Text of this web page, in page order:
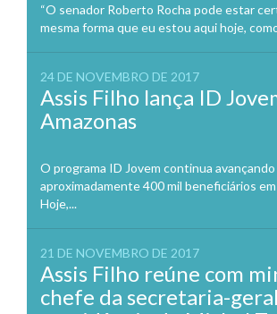
“O senador Roberto Rocha pode estar
mesma forma que eu estou aqui hoje,
24 DE NOVEMBRO DE 2017
Assis Filho lança ID
Amazonas
O programa ID Jovem continua
aproximadamente 400 mil beneficiários
Hoje,...
21 DE NOVEMBRO DE 2017
Assis Filho reúne com
chefe da secretaria-